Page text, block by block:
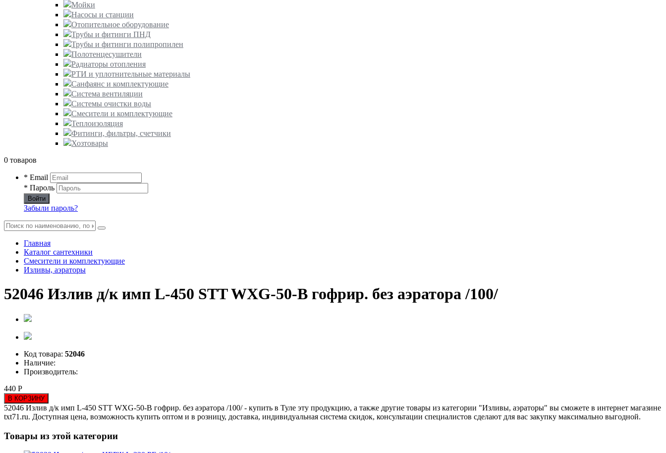
Мойки
Насосы и станции
Отопительное оборудование
Трубы и фитинги ПНД
Трубы и фитинги полипропилен
Полотенцесушители
Радиаторы отопления
РТИ и уплотнительные материалы
Санфаянс и комплектующие
Система вентиляции
Системы очистки воды
Смесители и комплектующие
Теплоизоляция
Фитинги, фильтры, счетчики
Хозтовары
0 товаров
* Email
* Пароль
Войти
Забыли пароль?
Главная
Каталог сантехники
Смесители и комплектующие
Изливы, аэраторы
52046 Излив д/к имп L-450 STT WXG-50-B гофрир. без аэратора /100/
Код товара: 52046
Наличие:
Производитель:
440 Р
В КОРЗИНУ
52046 Излив д/к имп L-450 STT WXG-50-B гофрир. без аэратора /100/ - купить в Туле эту продукцию, а также другие товары из категории "Изливы, аэраторы" вы сможете в интернет магазине
txt71.ru. Доступная цена, возможность купить оптом и в розницу, доставка, индивидуальная система скидок, консультации специалистов сделают для вас закупку максимально выгодной.
Товары из этой категории